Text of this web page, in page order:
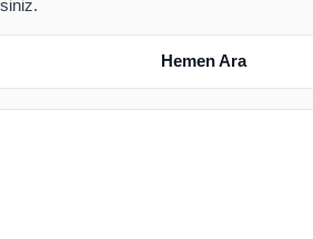
Hemen Ara